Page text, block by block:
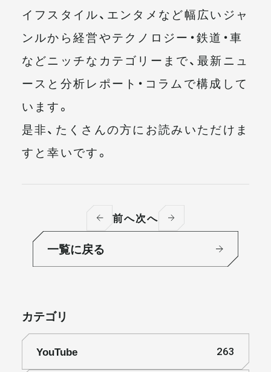
イフスタイル、エンタメなど幅広いジャ
ンルから経営やテクノロジー・鉄道・車
などニッチなカテゴリーまで、最新ニュ
ースと分析レポート・コラムで構成して
います。
是非、たくさんの方にお読みいただけま
すと幸いです。
前へ次へ
一覧に戻る
カテゴリ
YouTube 263